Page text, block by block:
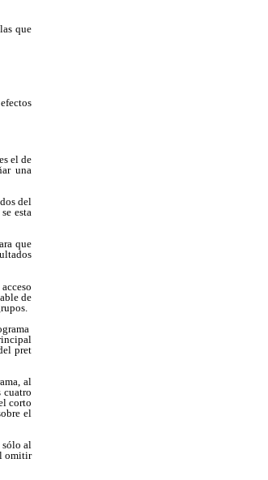
que
, es el de
una
del
esta
que
de
pret
al
cuatro
corto
el
sólo al
omitir